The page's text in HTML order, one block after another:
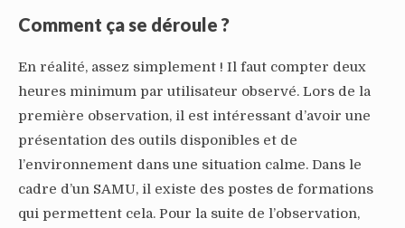
Comment ça se déroule ?
En réalité, assez simplement ! Il faut compter deux
heures minimum par utilisateur observé. Lors de la
première observation, il est intéressant d’avoir une
présentation des outils disponibles et de
l’environnement dans une situation calme. Dans le
cadre d’un SAMU, il existe des postes de formations
qui permettent cela. Pour la suite de l’observation,